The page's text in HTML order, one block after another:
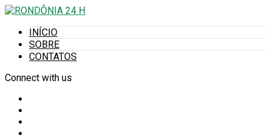
INÍCIO
SOBRE
CONTATOS
Connect with us